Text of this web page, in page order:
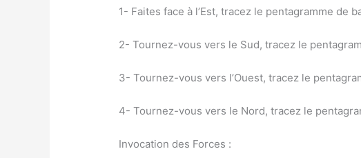
1- Faites face à l’Est, tracez le pentagramme
2- Tournez-vous vers le Sud, tracez le
3- Tournez-vous vers l’Ouest, tracez le
4- Tournez-vous vers le Nord, tracez le
Invocation des Forces :